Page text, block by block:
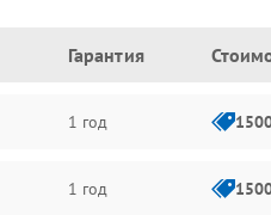
Гарантия
1 год
1 год